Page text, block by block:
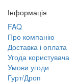
Інформація
FAQ
Про компанію
Доставка і оплата
Угода користувача
Умови угоди
Гурт/Дроп